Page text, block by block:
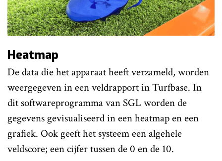
Heatmap
De data die het apparaat heeft verzameld, worden
weergegeven in een veldrapport in Turfbase. In
dit softwareprogramma van SGL worden de
gegevens gevisualiseerd in een heatmap en een
grafiek. Ook geeft het systeem een algehele
veldscore; een cijfer tussen de 0 en de 10.